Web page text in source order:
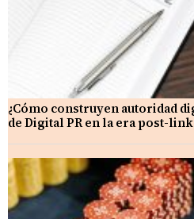
¿Cómo construyen autoridad
de Digital PR en la era post-